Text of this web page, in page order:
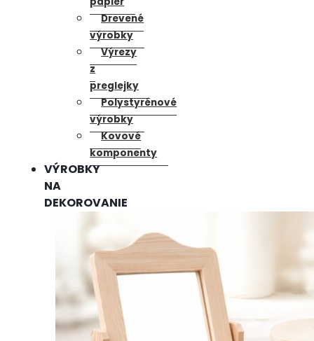
Drevené
výrobky
Výrezy
z
preglejky
Polystyrénové
výrobky
Kovové
komponenty
VÝROBKY
NA
DEKOROVANIE